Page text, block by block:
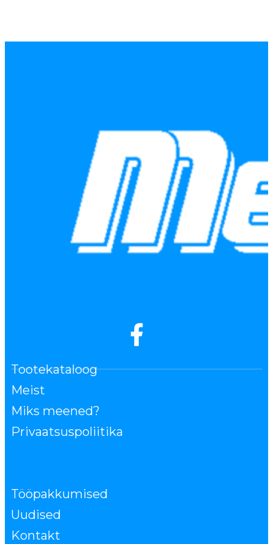
Tootekataloog
Meist
Miks meened?
Privaatsuspoliitika
Tööpakkumised
Uudised
Kontakt